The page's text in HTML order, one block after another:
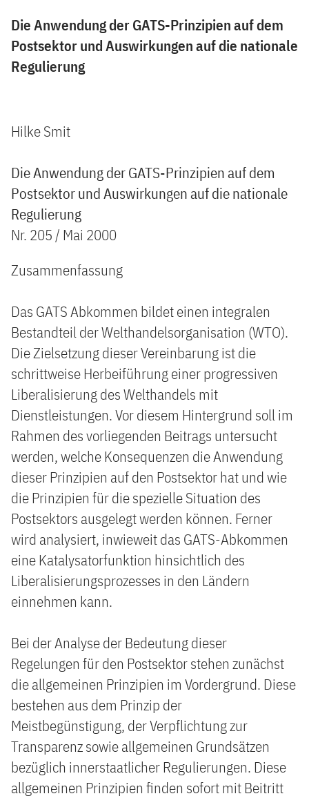
Die Anwendung der GATS-Prinzipien auf dem
Postsektor und Auswirkungen auf die nationale
Regulierung
Hilke Smit
Die Anwendung der GATS-Prinzipien auf dem
Postsektor und Auswirkungen auf die nationale
Regulierung
Nr. 205 / Mai 2000
Zusammenfassung
Das GATS Abkommen bildet einen integralen
Bestandteil der Welthandelsorganisation (WTO).
Die Zielsetzung dieser Vereinbarung ist die
schrittweise Herbeiführung einer progressiven
Liberalisierung des Welthandels mit
Dienstleistungen. Vor diesem Hintergrund soll im
Rahmen des vorliegenden Beitrags untersucht
werden, welche Konsequenzen die Anwendung
dieser Prinzipien auf den Postsektor hat und wie
die Prinzipien für die spezielle Situation des
Postsektors ausgelegt werden können. Ferner
wird analysiert, inwieweit das GATS-Abkommen
eine Katalysatorfunktion hinsichtlich des
Liberalisierungsprozesses in den Ländern
einnehmen kann.
Bei der Analyse der Bedeutung dieser
Regelungen für den Postsektor stehen zunächst
die allgemeinen Prinzipien im Vordergrund. Diese
bestehen aus dem Prinzip der
Meistbegünstigung, der Verpflichtung zur
Transparenz sowie allgemeinen Grundsätzen
bezüglich innerstaatlicher Regulierungen. Diese
allgemeinen Prinzipien finden sofort mit Beitritt